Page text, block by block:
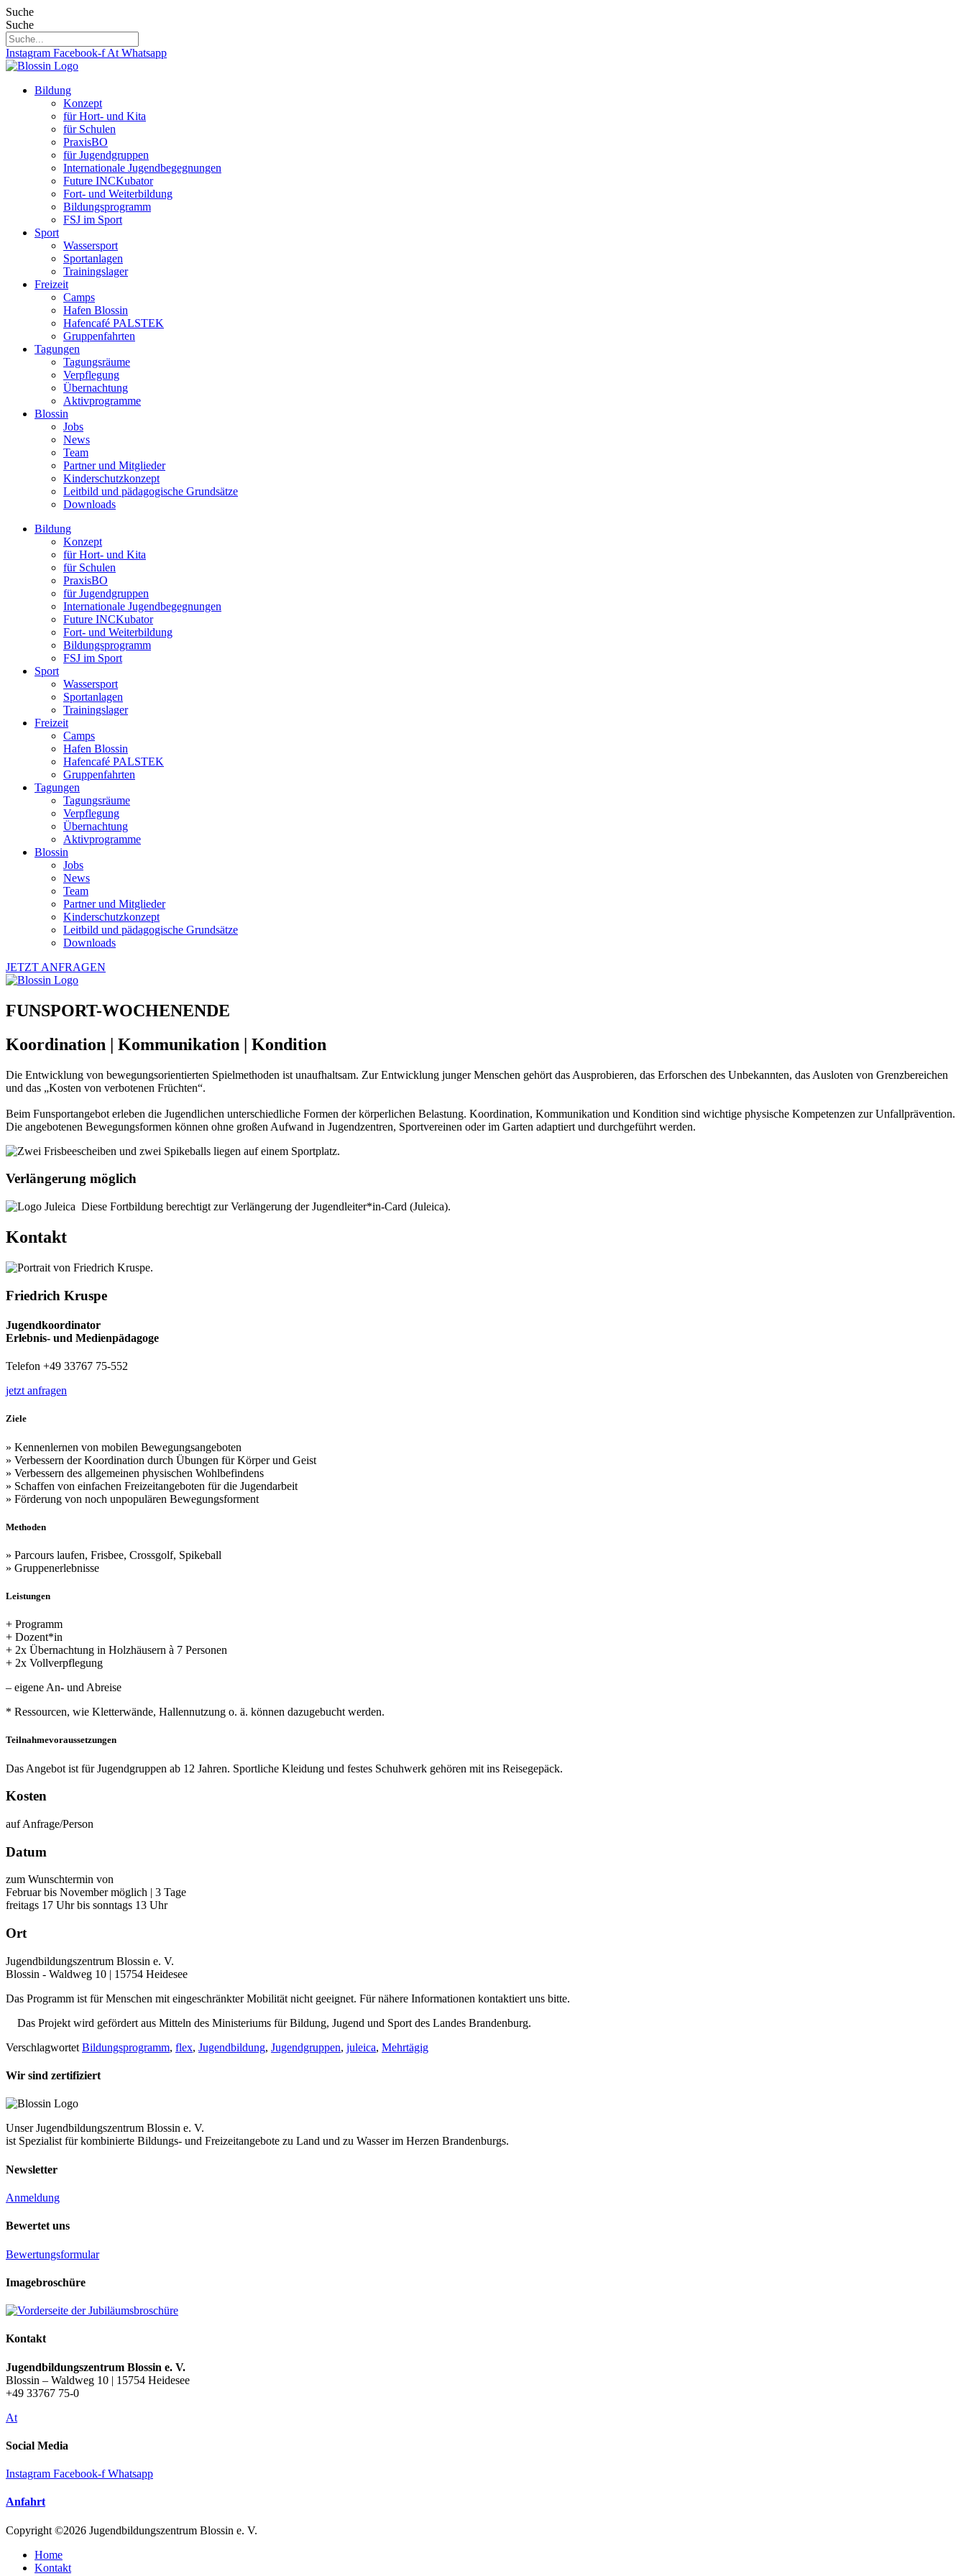
Zum
Inhalt
springen
Suche
Suche
Instagram Facebook-f At Whatsapp
Bildung
Konzept
für Hort- und Kita
für Schulen
PraxisBO
für Jugendgruppen
Internationale Jugendbegegnungen
Future INCKubator
Fort- und Weiterbildung
Bildungsprogramm
FSJ im Sport
Sport
Wassersport
Sportanlagen
Trainingslager
Freizeit
Camps
Hafen Blossin
Hafencafé PALSTEK
Gruppenfahrten
Tagungen
Tagungsräume
Verpflegung
Übernachtung
Aktivprogramme
Blossin
Jobs
News
Team
Partner und Mitglieder
Kinderschutzkonzept
Leitbild und pädagogische Grundsätze
Downloads
Bildung
Konzept
für Hort- und Kita
für Schulen
PraxisBO
für Jugendgruppen
Internationale Jugendbegegnungen
Future INCKubator
Fort- und Weiterbildung
Bildungsprogramm
FSJ im Sport
Sport
Wassersport
Sportanlagen
Trainingslager
Freizeit
Camps
Hafen Blossin
Hafencafé PALSTEK
Gruppenfahrten
Tagungen
Tagungsräume
Verpflegung
Übernachtung
Aktivprogramme
Blossin
Jobs
News
Team
Partner und Mitglieder
Kinderschutzkonzept
Leitbild und pädagogische Grundsätze
Downloads
JETZT ANFRAGEN
FUNSPORT-WOCHENENDE
Koordination | Kommunikation | Kondition
Die Entwicklung von bewegungsorientierten Spielmethoden ist unaufhaltsam. Zur Entwicklung junger Menschen gehört das Ausprobieren, das Erforschen des Unbekannten, das Ausloten von Grenzbereichen
und das „Kosten von verbotenen Früchten“.
Beim Funsportangebot erleben die Jugendlichen unterschiedliche Formen der körperlichen Belastung. Koordination, Kommunikation und Kondition sind wichtige physische Kompetenzen zur Unfallprävention.
Die angebotenen Bewegungsformen können ohne großen Aufwand in Jugendzentren, Sportvereinen oder im Garten adaptiert und durchgeführt werden.
Verlängerung möglich
Diese Fortbildung berechtigt zur Verlängerung der Jugendleiter*in-Card (Juleica).
Kontakt
Friedrich Kruspe
Jugendkoordinator
Erlebnis- und Medienpädagoge
Telefon +49 33767 75-552
jetzt anfragen
Ziele
» Kennenlernen von mobilen Bewegungsangeboten
» Verbessern der Koordination durch Übungen für Körper und Geist
» Verbessern des allgemeinen physischen Wohlbefindens
» Schaffen von einfachen Freizeitangeboten für die Jugendarbeit
» Förderung von noch unpopulären Bewegungsforment
Methoden
» Parcours laufen, Frisbee, Crossgolf, Spikeball
» Gruppenerlebnisse
Leistungen
+ Programm
+ Dozent*in
+ 2x Übernachtung in Holzhäusern à 7 Personen
+ 2x Vollverpflegung
– eigene An- und Abreise
* Ressourcen, wie Kletterwände, Hallennutzung o. ä. können dazugebucht werden.
Teilnahmevoraussetzungen
Das Angebot ist für Jugendgruppen ab 12 Jahren. Sportliche Kleidung und festes Schuhwerk gehören mit ins Reisegepäck.
Kosten
auf Anfrage/Person
Datum
zum Wunschtermin von
Februar bis November möglich | 3 Tage
freitags 17 Uhr bis sonntags 13 Uhr
Ort
Jugendbildungszentrum Blossin e. V.
Blossin - Waldweg 10 | 15754 Heidesee
Das Programm ist für Menschen mit eingeschränkter Mobilität nicht geeignet. Für nähere Informationen kontaktiert uns bitte.
Das Projekt wird gefördert aus Mitteln des Ministeriums für Bildung, Jugend und Sport des Landes Brandenburg.
Verschlagwortet Bildungsprogramm, flex, Jugendbildung, Jugendgruppen, juleica, Mehrtägig
Wir sind zertifiziert
Unser Jugendbildungszentrum Blossin e. V.
ist Spezialist für kombinierte Bildungs- und Freizeitangebote zu Land und zu Wasser im Herzen Brandenburgs.
Newsletter
Anmeldung
Bewertet uns
Bewertungsformular
Imagebroschüre
Kontakt
Jugendbildungszentrum Blossin e. V.
Blossin – Waldweg 10 | 15754 Heidesee
+49 33767 75-0
At
Social Media
Instagram Facebook-f Whatsapp
Anfahrt
Copyright ©2026 Jugendbildungszentrum Blossin e. V.
Home
Kontakt